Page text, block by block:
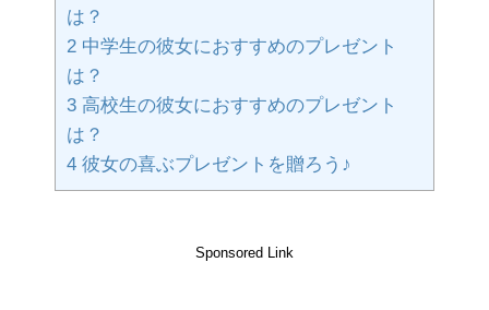
は？
2 中学生の彼女におすすめのプレゼント
は？
3 高校生の彼女におすすめのプレゼント
は？
4 彼女の喜ぶプレゼントを贈ろう♪
Sponsored Link